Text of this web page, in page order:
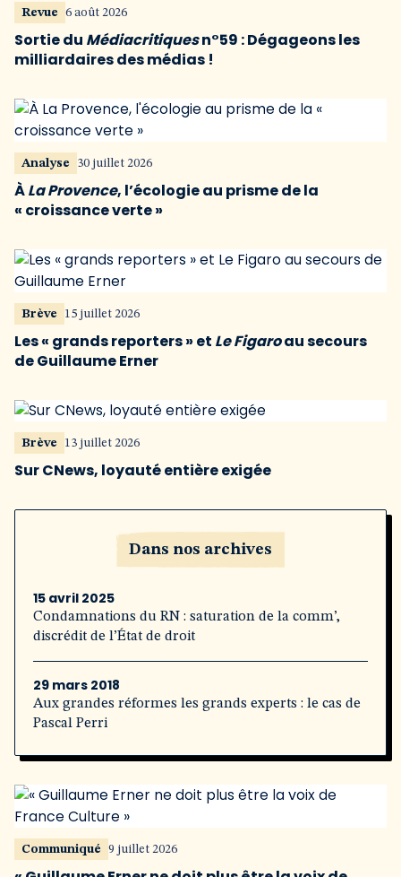
Revue 6 août 2026
Sortie du Médiacritiquesn°59 : Dégageons les
milliardaires des médias !
Analyse 30 juillet 2026
ÀLa Provence, l’écologie au prisme de la
« croissance verte »
Brève 15 juillet 2026
Les « grands reporters » et Le Figaroau secours
de Guillaume Erner
Brève 13 juillet 2026
Sur CNews, loyauté entière exigée
Dans nos archives
15 avril 2025
Condamnations du RN : saturation de la comm’,
discrédit de l’État de droit
29 mars 2018
Aux grandes réformes les grands experts : le cas de
Pascal Perri
Communiqué 9 juillet 2026